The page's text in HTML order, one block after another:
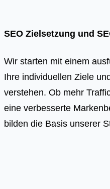
SEO Zielsetzung und
Wir starten mit einem
Ihre individuellen Ziele
verstehen. Ob mehr
eine verbesserte
bilden die Basis unserer